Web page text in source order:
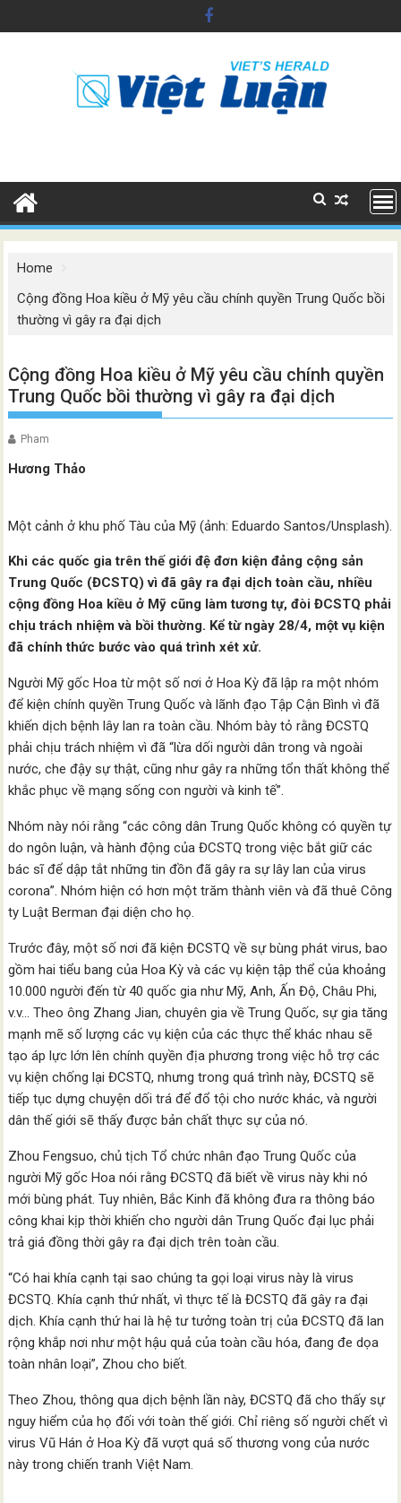
to
Home
Cộng đồng Hoa kiều ở Mỹ yêu cầu chính quyền Trung Quốc bồi
thường vì gây ra đại dịch
Cộng đồng Hoa kiều ở Mỹ yêu cầu chính quyền
Trung Quốc bồi thường vì gây ra đại dịch
Pham
Hương Thảo
Một cảnh ở khu phố Tàu của Mỹ (ảnh: Eduardo Santos/Unsplash).
Khi các quốc gia trên thế giới đệ đơn kiện đảng cộng sản
Trung Quốc (ĐCSTQ) vì đã gây ra đại dịch toàn cầu, nhiều
cộng đồng Hoa kiều ở Mỹ cũng làm tương tự, đòi ĐCSTQ phải
chịu trách nhiệm và bồi thường. Kể từ ngày 28/4, một vụ kiện
đã chính thức bước vào quá trình xét xử.
Người Mỹ gốc Hoa từ một số nơi ở Hoa Kỳ đã lập ra một nhóm
để kiện chính quyền Trung Quốc và lãnh đạo Tập Cận Bình vì đã
khiến dịch bệnh lây lan ra toàn cầu. Nhóm bày tỏ rằng ĐCSTQ
phải chịu trách nhiệm vì đã “lừa dối người dân trong và ngoài
nước, che đậy sự thật, cũng như gây ra những tổn thất không thể
khắc phục về mạng sống con người và kinh tế”.
Nhóm này nói rằng “các công dân Trung Quốc không có quyền tự
do ngôn luận, và hành động của ĐCSTQ trong việc bắt giữ các
bác sĩ để dập tắt những tin đồn đã gây ra sự lây lan của virus
corona”. Nhóm hiện có hơn một trăm thành viên và đã thuê Công
ty Luật Berman đại diện cho họ.
Trước đây, một số nơi đã kiện ĐCSTQ về sự bùng phát virus, bao
gồm hai tiểu bang của Hoa Kỳ và các vụ kiện tập thể của khoảng
10.000 người đến từ 40 quốc gia như Mỹ, Anh, Ấn Độ, Châu Phi,
v.v… Theo ông Zhang Jian, chuyên gia về Trung Quốc, sự gia tăng
mạnh mẽ số lượng các vụ kiện của các thực thể khác nhau sẽ
tạo áp lực lớn lên chính quyền địa phương trong việc hỗ trợ các
vụ kiện chống lại ĐCSTQ, nhưng trong quá trình này, ĐCSTQ sẽ
tiếp tục dựng chuyện dối trá để đổ tội cho nước khác, và người
dân thế giới sẽ thấy được bản chất thực sự của nó.
Zhou Fengsuo, chủ tịch Tổ chức nhân đạo Trung Quốc của
người Mỹ gốc Hoa nói rằng ĐCSTQ đã biết về virus này khi nó
mới bùng phát. Tuy nhiên, Bắc Kinh đã không đưa ra thông báo
công khai kịp thời khiến cho người dân Trung Quốc đại lục phải
trả giá đồng thời gây ra đại dịch trên toàn cầu.
“Có hai khía cạnh tại sao chúng ta gọi loại virus này là virus
ĐCSTQ. Khía cạnh thứ nhất, vì thực tế là ĐCSTQ đã gây ra đại
dịch. Khía cạnh thứ hai là hệ tư tưởng toàn trị của ĐCSTQ đã lan
rộng khắp nơi như một hậu quả của toàn cầu hóa, đang đe dọa
toàn nhân loại”, Zhou cho biết.
Theo Zhou, thông qua dịch bệnh lần này, ĐCSTQ đã cho thấy sự
nguy hiểm của họ đối với toàn thế giới. Chỉ riêng số người chết vì
virus Vũ Hán ở Hoa Kỳ đã vượt quá số thương vong của nước
này trong chiến tranh Việt Nam.